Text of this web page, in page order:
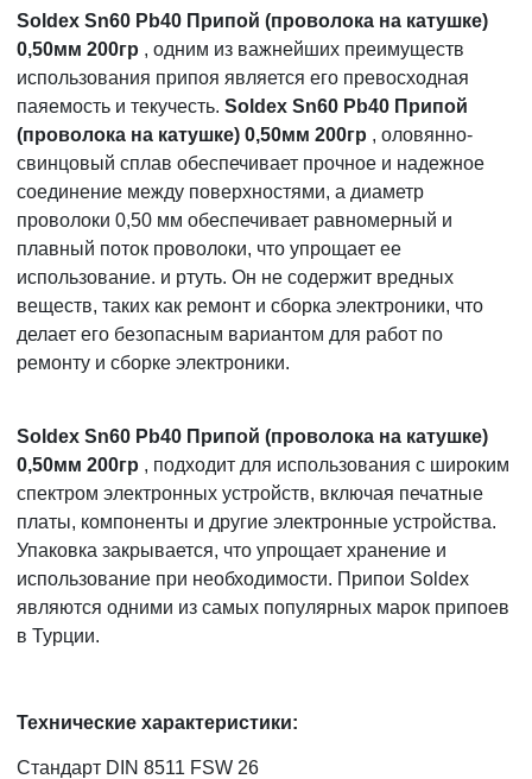
Soldex Sn60 Pb40 Припой (проволока на катушке)
0,50мм 200гр , одним из важнейших преимуществ
использования припоя является его превосходная
паяемость и текучесть. Soldex Sn60 Pb40 Припой
(проволока на катушке) 0,50мм 200гр , оловянно-
свинцовый сплав обеспечивает прочное и надежное
соединение между поверхностями, а диаметр
проволоки 0,50 мм обеспечивает равномерный и
плавный поток проволоки, что упрощает ее
использование. и ртуть. Он не содержит вредных
веществ, таких как ремонт и сборка электроники, что
делает его безопасным вариантом для работ по
ремонту и сборке электроники.
Soldex Sn60 Pb40 Припой (проволока на катушке)
0,50мм 200гр , подходит для использования с широким
спектром электронных устройств, включая печатные
платы, компоненты и другие электронные устройства.
Упаковка закрывается, что упрощает хранение и
использование при необходимости. Припои Soldex
являются одними из самых популярных марок припоев
в Турции.
Технические характеристики:
Стандарт DIN 8511 FSW 26